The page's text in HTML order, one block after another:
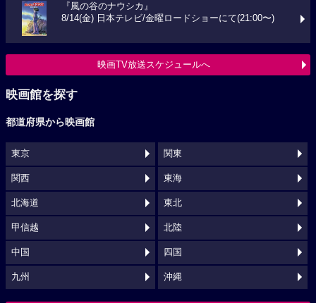
『風の谷のナウシカ』
8/14(金) 日本テレビ/金曜ロードショーにて(21:00〜)
映画TV放送スケジュールへ
映画館を探す
都道府県から映画館
東京 関東
関西 東海
北海道 東北
甲信越 北陸
中国 四国
九州 沖縄